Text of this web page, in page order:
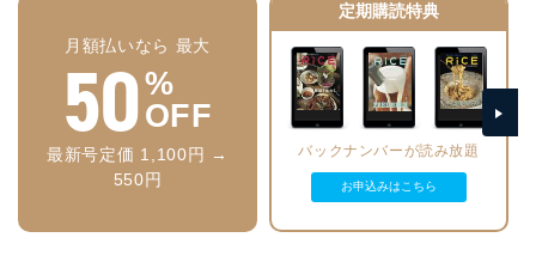
●コムアイ「世界のどこかでいただきます」
●水樹奈々「RiCE RADIO ～ほうたれ～」
●遠藤京子「電影食堂 ～映画の中の料理考～」
●田中開「焼酎ライナーノーツ」
●千葉雅也「美味礼讃」
●弘中綾香「ごほうび飯に甘やかされたい！」
●アオイヤマダ×竹花いち子「cook me」（新連載）
● 横浜で朝食を。
朝の横浜はちょっと知らない顔をしている
● 老舗時間
割烹蒲焼わかな/登良屋/洋食キムラ/荒井屋/ウチキパン/三吉橋小嶋屋
● 横浜いい旅・地元気分！
地元愛溢れるハマっ子が案内するディープな横浜ベストプラン
● YOKOHAMA SOUVENIRS
エルカラコル/メキシポン/BAJA/TACOS Shop IKEJIRI
・LOCAL TACOS SHOP GUIDE
メシカ/TACOS PEPE/TaTTa TACOS/La taco/OBBLi/TAQUERIA LA
FONDA/ハルディン/MASACASATACOS/la fonda
ELPURP/メキシコ料理 ロシータ
・沖縄タコス小史
チャーリー多幸寿/セニョールターコ/パーラー・タコス・タコス/FAB
MART/el comal
・HOBO TACOS 星穣のTACOS LESSON
［orby］紺野真が考えるタコス
月額払いなら 最大
50%
OFF
最新号定価 1,100円 →
550円
定期購読特典
バックナンバーが読み放題
お申込みはこちら